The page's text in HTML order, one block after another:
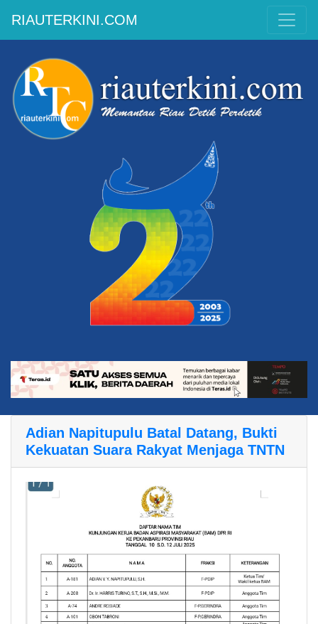
RIAUTERKINI.COM
Adian Napitupulu Batal Datang, Bukti
Kekuatan Suara Rakyat Menjaga TNTN